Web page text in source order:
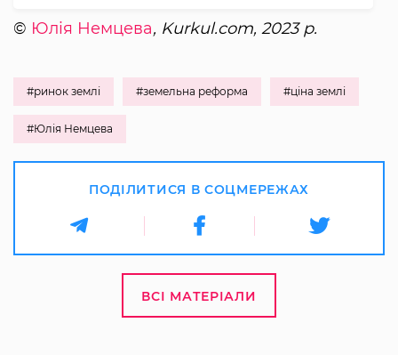
© Юлія Немцева, Kurkul.com, 2023 р.
#ринок землі #земельна реформа #ціна землі
#Юлія Немцева
ПОДІЛИТИСЯ В СОЦМЕРЕЖАХ
ВСІ МАТЕРІАЛИ